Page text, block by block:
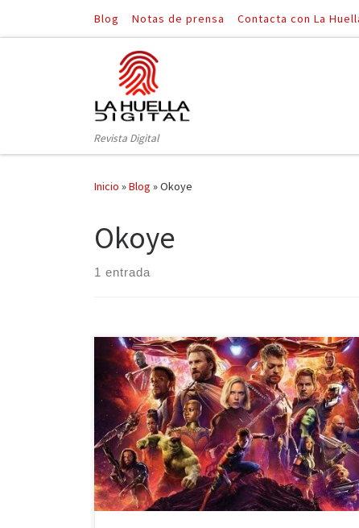
Saltar al contenido
Blog Notas de prensa Contacta con La
Revista Digital
Inicio »Blog »Okoye
Okoye
1 entrada
Llegó el día que millones de personas estaban
esperando, el 27 de abril se estrenó a nivel mundial
Vengadores: Infinity War, la última superproducción de
Marvel hasta la fecha. No solo es la película más
ambiciosa del Universo Cinematográfico Marvel (UCM a
partir de ahora) dicho por los directores Anthony […]